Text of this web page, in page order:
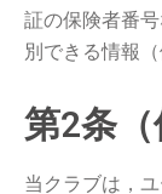
証の保険者番
別できる情報
第2条（
当クラブは，